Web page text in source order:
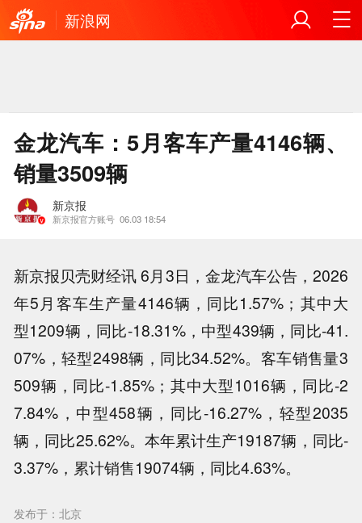
新浪网
金龙汽车：5月客车产量4146辆、
销量3509辆
新京报
新京报官方账号 06.03 18:54
新京报贝壳财经讯 6月3日，金龙汽车公告，2026
年5月客车生产量4146辆，同比1.57%；其中大
型1209辆，同比-18.31%，中型439辆，同比-41.
07%，轻型2498辆，同比34.52%。客车销售量3
509辆，同比-1.85%；其中大型1016辆，同比-2
7.84%，中型458辆，同比-16.27%，轻型2035
辆，同比25.62%。本年累计生产19187辆，同比-
3.37%，累计销售19074辆，同比4.63%。
发布于：北京